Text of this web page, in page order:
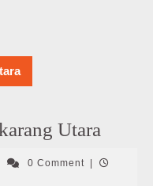
Utara
0 Comment